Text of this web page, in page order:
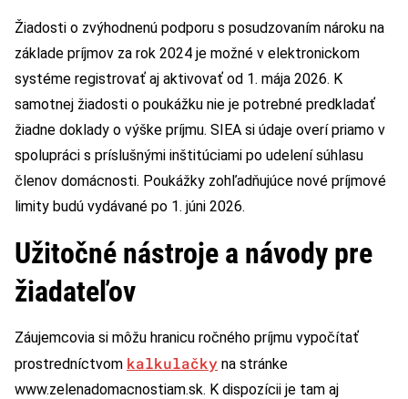
Žiadosti o zvýhodnenú podporu s posudzovaním nároku na
základe príjmov za rok 2024 je možné v elektronickom
systéme registrovať aj aktivovať od 1. mája 2026. K
samotnej žiadosti o poukážku nie je potrebné predkladať
žiadne doklady o výške príjmu. SIEA si údaje overí priamo v
spolupráci s príslušnými inštitúciami po udelení súhlasu
členov domácnosti. Poukážky zohľadňujúce nové príjmové
limity budú vydávané po 1. júni 2026.
Užitočné nástroje a návody pre
žiadateľov
Záujemcovia si môžu hranicu ročného príjmu vypočítať
prostredníctvom kalkulačky na stránke
www.zelenadomacnostiam.sk. K dispozícii je tam aj